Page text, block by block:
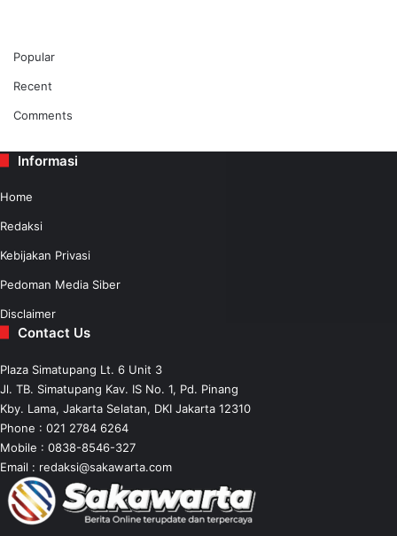
Popular
Recent
Comments
Informasi
Home
Redaksi
Kebijakan Privasi
Pedoman Media Siber
Disclaimer
Contact Us
Plaza Simatupang Lt. 6 Unit 3
Jl. TB. Simatupang Kav. IS No. 1, Pd. Pinang
Kby. Lama, Jakarta Selatan, DKI Jakarta 12310
Phone : 021 2784 6264
Mobile : 0838-8546-327
Email : redaksi@sakawarta.com